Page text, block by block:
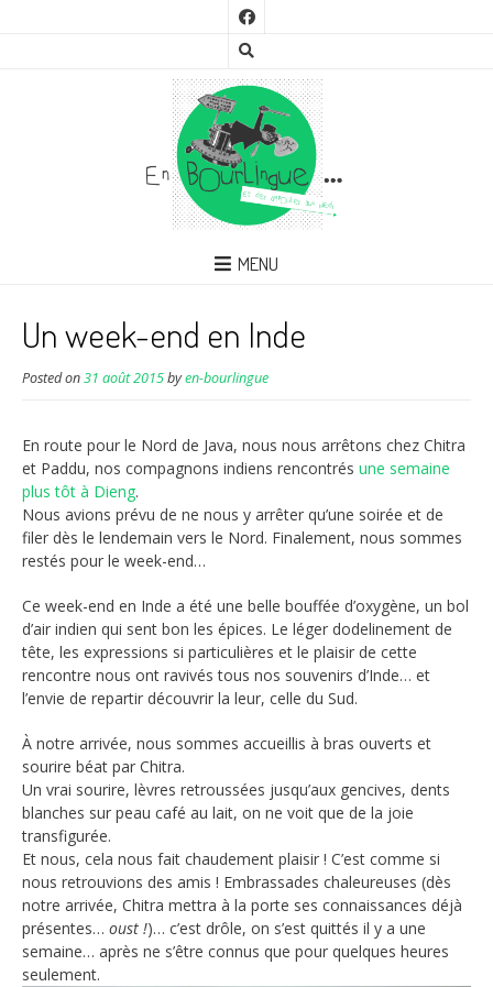
MENU
Un week-end en Inde
Posted on31 août 2015byen-bourlingue
En route pour le Nord de Java, nous nous arrêtons chez Chitra
et Paddu, nos compagnons indiens rencontrés une semaine
plus tôt à Dieng.
Nous avions prévu de ne nous y arrêter qu’une soirée et de
filer dès le lendemain vers le Nord. Finalement, nous sommes
restés pour le week-end…
Ce week-end en Inde a été une belle bouffée d’oxygène, un bol
d’air indien qui sent bon les épices. Le léger dodelinement de
tête, les expressions si particulières et le plaisir de cette
rencontre nous ont ravivés tous nos souvenirs d’Inde… et
l’envie de repartir découvrir la leur, celle du Sud.
À notre arrivée, nous sommes accueillis à bras ouverts et
sourire béat par Chitra.
Un vrai sourire, lèvres retroussées jusqu’aux gencives, dents
blanches sur peau café au lait, on ne voit que de la joie
transfigurée.
Et nous, cela nous fait chaudement plaisir ! C’est comme si
nous retrouvions des amis ! Embrassades chaleureuses (dès
notre arrivée, Chitra mettra à la porte ses connaissances déjà
présentes… oust !)… c’est drôle, on s’est quittés il y a une
semaine… après ne s’être connus que pour quelques heures
seulement.